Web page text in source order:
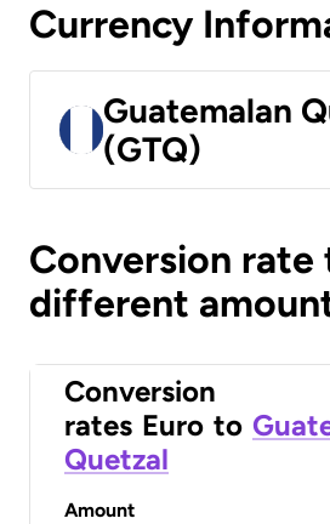
Currency
Guatemalan
(GTQ)
Conversion
different
Conversion
rates Euro to
Quetzal
Amount